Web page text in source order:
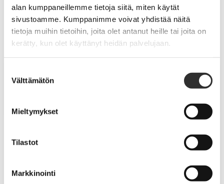
alan kumppaneillemme tietoja siitä, miten käytät
sivustoamme. Kumppanimme voivat yhdistää näitä
tietoja muihin tietoihin, joita olet antanut heille tai joita on
kerätty, kun olet käyttänyt heidän palvelujaan.
valinta
Välttämätön
Mieltymykset
Tilastot
Markkinointi
Vuoden pappi 2022: Heli Harjunpää